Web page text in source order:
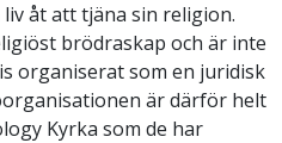
åt att tjäna sin religion.
brödraskap och är inte
organiserat som en juridisk
är därför helt
Kyrka som de har